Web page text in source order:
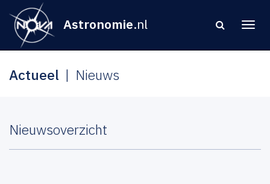
Astronomie.nl
Actueel Nieuws
Nieuwsoverzicht